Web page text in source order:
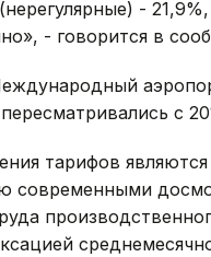
-
- говорится в
с
тарифов
современными